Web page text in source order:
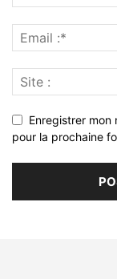
Enregistrer
pour la prochaine